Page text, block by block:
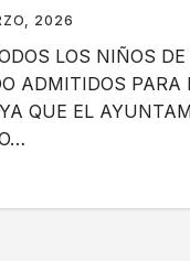
2026
LOS NIÑOS
ADMITIDOS PARA
QUE EL